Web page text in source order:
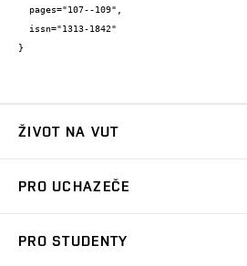
}
ŽIVOT NA VUT
Koleje
PRO UCHAZEČE
PRO STUDENTY